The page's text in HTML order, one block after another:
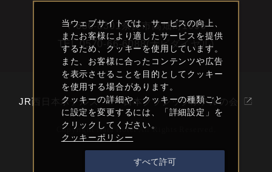
〒630-8301奈良市高畑町1096
TEL0570-66-6088(ナビダイヤル)
JR西日本ホテルズ 日本クラシックホテルの会
Copyright Nara Hotel All Rights Reserved.
当ウェブサイトでは、サービスの向上、
またお客様により適したサービスを提供
するため、クッキーを使用しています。
また、お客様に合ったコンテンツや広告
を表示させることを目的としてクッキー
を使用する場合があります。
クッキーの詳細や、クッキーの種類ごと
に設定を変更するには、「詳細設定」を
クリックしてください。
クッキーポリシー
すべて許可